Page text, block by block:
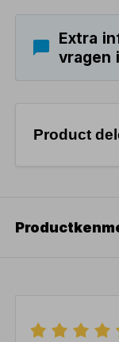
Extra
vragen
Product